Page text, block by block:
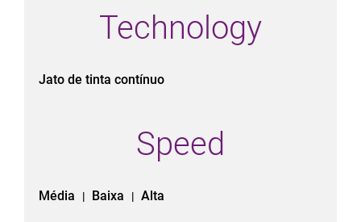
Technology
Jato de tinta contínuo
Speed
Média | Baixa | Alta